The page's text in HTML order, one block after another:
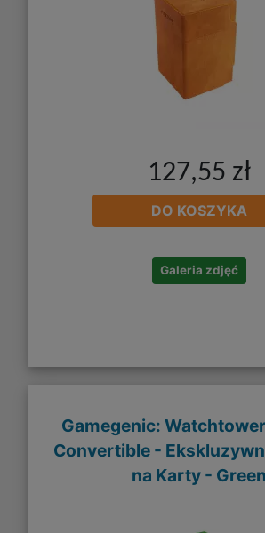
127,55 zł
DO KOSZYKA
Galeria zdjęć
Gamegenic:
Convertible -
na Karty - Green